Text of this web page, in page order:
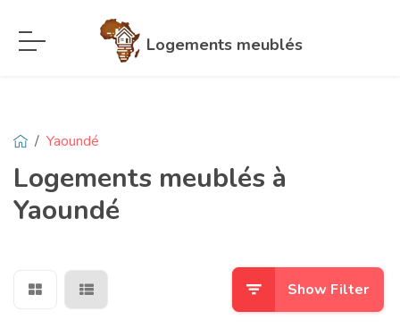
Logements meublés
Yaoundé
Logements meublés à
Yaoundé
Show Filter